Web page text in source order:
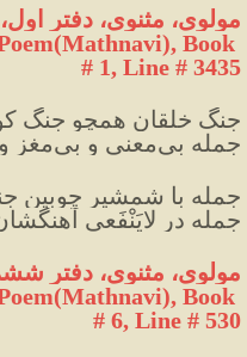
مولوی، مثنوی، دفتر اول،
Book
# 1, Line # 3435
جنگ خلقان همچو جنگ
جمله بی‌معنی و بی‌مغز و مُهان
جمله با شمشیر چوبین
جمله در لایَنْفَعی
مولوی، مثنوی، دفتر ششم،
Book
# 6, Line # 530